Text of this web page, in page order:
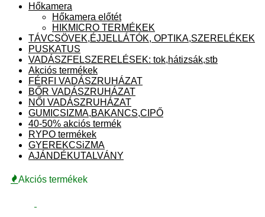
Hőkamera
Hőkamera előtét
HIKMICRO TERMÉKEK
TÁVCSÖVEK,ÉJJELLÁTÓK, OPTIKA,SZERELÉKEK
PUSKATUS
VADÁSZFELSZERELÉSEK: tok,hátizsák,stb
Akciós termékek
FÉRFI VADÁSZRUHÁZAT
BŐR VADÁSZRUHÁZAT
NŐI VADÁSZRUHÁZAT
GUMICSIZMA,BAKANCS,CIPŐ
40-50% akciós termék
RYPO termékek
GYEREKCSiZMA
AJÁNDÉKUTALVÁNY
Akciós termékek